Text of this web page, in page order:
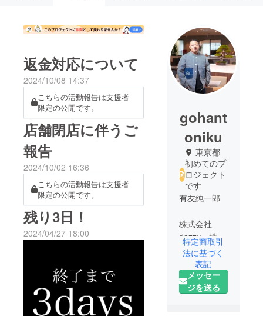
返金対応について
2024/10/08 14:37
こちらの活動報告は支援者
限定の公開です。
店舗閉店に伴うご
報告
2024/10/02 16:36
こちらの活動報告は支援者
限定の公開です。
残り3日！
2024/04/27 18:00
gohant
oniku
東京都
初めてのプ
ロジェクト
です
有友純一郎
株式会社
dazzy、株式
会社brave、
faststep株式
会社
現在3社の
特定商取引
法に基づく
表記
メッセー
ジを送る